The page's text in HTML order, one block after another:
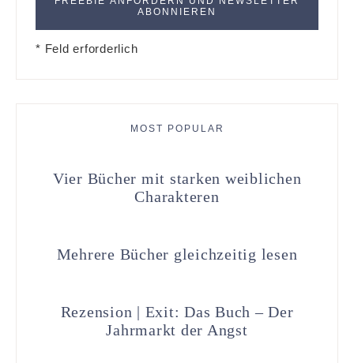
* Feld erforderlich
MOST POPULAR
Vier Bücher mit starken weiblichen
Charakteren
Mehrere Bücher gleichzeitig lesen
Rezension | Exit: Das Buch – Der
Jahrmarkt der Angst